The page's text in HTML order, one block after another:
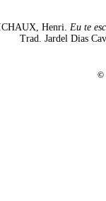
Henri. Eu te
Trad. Jardel Dias
©